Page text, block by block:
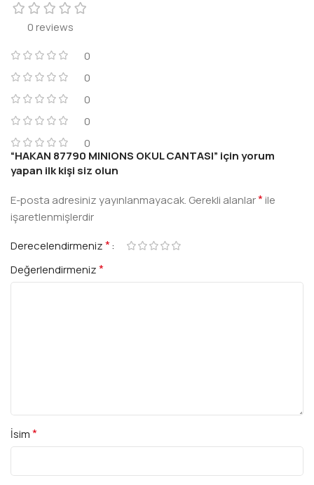
0 reviews
0
0
0
0
0
“HAKAN 87790 MINIONS OKUL CANTASI” için yorum
yapan ilk kişi siz olun
E-posta adresiniz yayınlanmayacak. Gerekli alanlar*ile
işaretlenmişlerdir
Derecelendirmeniz*
Değerlendirmeniz*
İsim*